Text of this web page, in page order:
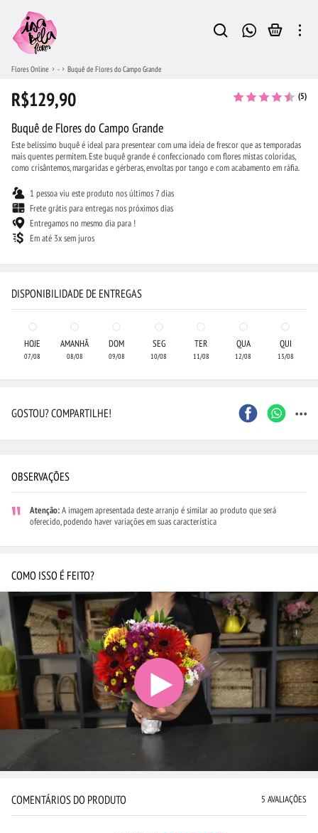
Flores Online - Buquê de Flores do Campo Grande
R$129,90 (5)
Buquê de Flores do Campo Grande
Este belíssimo buquê é ideal para presentear com uma ideia de frescor que as temporadas
mais quentes permitem. Este buquê grande é confeccionado com flores mistas coloridas,
como crisântemos, margaridas e gérberas, envoltas por tango e com acabamento em ráfia.
1 pessoa viu este produto nos últimos 7 dias
Frete grátis para entregas nos próximos dias
Entregamos no mesmo dia para !
Em até 3x sem juros
DISPONIBILIDADE DE ENTREGAS
HOJE
07/08
AMANHÃ
08/08
DOM
09/08
SEG
10/08
TER
11/08
QUA
12/08
QUI
13/08
GOSTOU? COMPARTILHE! ...
OBSERVAÇÕES
Atenção:A imagem apresentada deste arranjo é similar ao produto que será
oferecido, podendo haver variações em suas característica
COMO ISSO É FEITO?
COMENTÁRIOS DO PRODUTO 5 AVALIAÇÕES